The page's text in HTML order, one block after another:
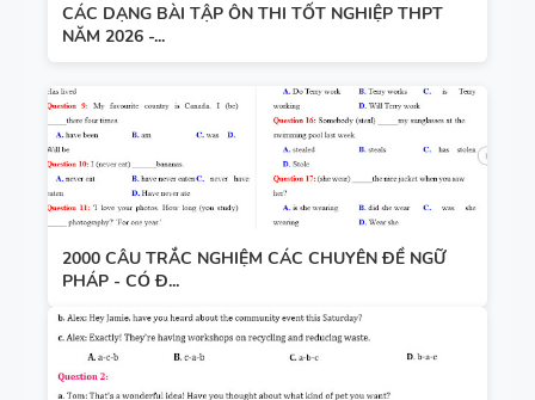
CÁC DẠNG BÀI TẬP ÔN THI TỐT NGHIỆP THPT
NĂM 2026 -...
2000 CÂU TRẮC NGHIỆM CÁC CHUYÊN ĐỀ NGỮ
PHÁP - CÓ Đ...